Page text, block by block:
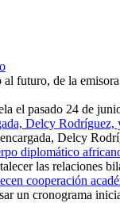
futuro, de la
el pasado 24 de
Delcy
Delcy
diplomático
las relaciones
cooperación
un cronograma